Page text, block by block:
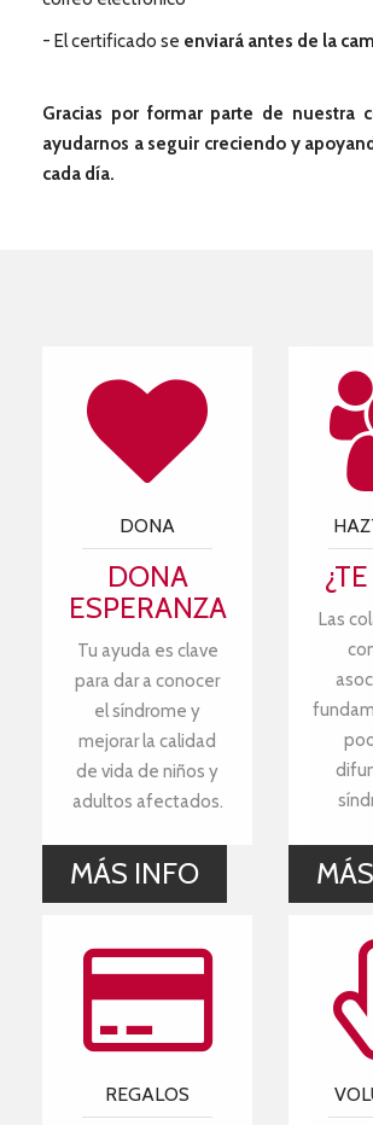
- El certificado se enviará antes de la
Gracias por formar parte de nuestra
ayudarnos a seguir creciendo y
cada día.
DONA
DONA
ESPERANZA
Tu ayuda es clave
para dar a conocer
el síndrome y
mejorar la calidad
de vida de niños y
adultos afectados.
MÁS INFO
Las
REGALOS